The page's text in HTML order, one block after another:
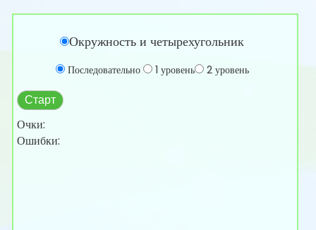
Окружность и четырехугольник
Последовательно 1 уровень 2 уровень
Старт
Очки:
Ошибки: